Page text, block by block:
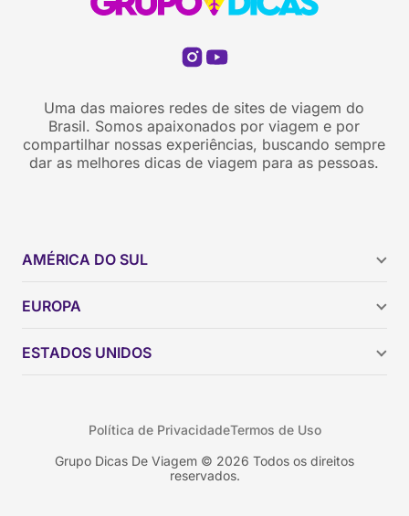
Uma das maiores redes de sites de viagem do
Brasil. Somos apaixonados por viagem e por
compartilhar nossas experiências, buscando sempre
dar as melhores dicas de viagem para as pessoas.
AMÉRICA DO SUL
Brasil
Colômbia
EUROPA
ESTADOS UNIDOS
Nova York
Grupo Dicas De Viagem © 2026 Todos os direitos
reservados.
Política de PrivacidadeTermos de Uso